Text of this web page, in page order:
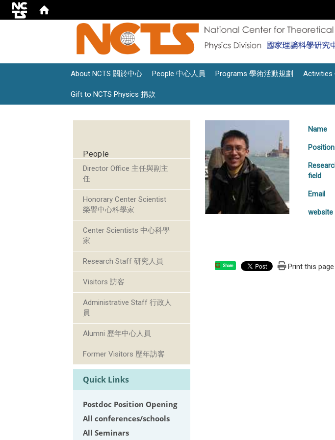
About NCTS 關於中心 People 中心人員 Programs 學術活動規劃 Activities
Gift to NCTS Physics 捐款
People
Director Office 主任與副主
任
Honorary Center Scientist
榮譽中心科學家
Center Scientists 中心科學
家
Research Staff 研究人員
Visitors 訪客
Administrative Staff 行政人
員
Alumni 歷年中心人員
Former Visitors 歷年訪客
Quick Links
Postdoc Position Opening
All conferences/schools
All Seminars
Name
Position
field
Email
website
Share Print this page